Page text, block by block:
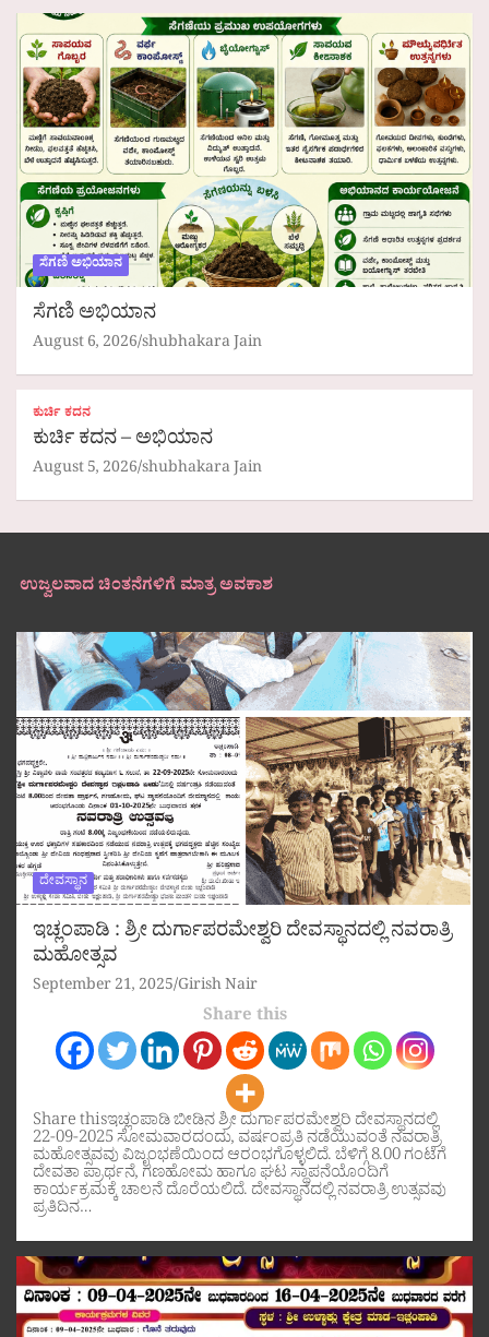
ಸೆಗಣಿ ಅಭಿಯಾನ
ಸೆಗಣಿ ಅಭಿಯಾನ
August 6, 2026 shubhakara Jain
ಕುರ್ಚಿ ಕದನ
ಕುರ್ಚಿ ಕದನ – ಅಭಿಯಾನ
August 5, 2026 shubhakara Jain
ಉಜ್ವಲವಾದ ಚಿಂತನೆಗಳಿಗೆ ಮಾತ್ರ ಅವಕಾಶ
ದೇವಸ್ಥಾನ
ಇಚ್ಲಂಪಾಡಿ : ಶ್ರೀ ದುರ್ಗಾಪರಮೇಶ್ವರಿ ದೇವಸ್ಥಾನದಲ್ಲಿ ನವರಾತ್ರಿ
ಮಹೋತ್ಸವ
September 21, 2025 Girish Nair
Share this
Share thisಇಚ್ಲಂಪಾಡಿ ಬೀಡಿನ ಶ್ರೀ ದುರ್ಗಾಪರಮೇಶ್ವರಿ ದೇವಸ್ಥಾನದಲ್ಲಿ
22-09-2025 ಸೋಮವಾರದಂದು, ವರ್ಷಂಪ್ರತಿ ನಡೆಯುವಂತೆ ನವರಾತ್ರಿ
ಮಹೋತ್ಸವವು ವಿಜೃಂಭಣೆಯಿಂದ ಆರಂಭಗೊಳ್ಳಲಿದೆ. ಬೆಳಿಗ್ಗೆ 8.00 ಗಂಟೆಗೆ
ದೇವತಾ ಪ್ರಾರ್ಥನೆ, ಗಣಹೋಮ ಹಾಗೂ ಘಟ ಸ್ಥಾಪನೆಯೊಂದಿಗೆ
ಕಾರ್ಯಕ್ರಮಕ್ಕೆ ಚಾಲನೆ ದೊರೆಯಲಿದೆ. ದೇವಸ್ಥಾನದಲ್ಲಿ ನವರಾತ್ರಿ ಉತ್ಸವವು
ಪ್ರತಿದಿನ…